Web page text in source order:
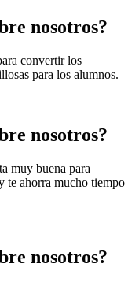
nosotros?
convertir los
para los alumnos.
nosotros?
muy buena para
te ahorra mucho tiempo
nosotros?